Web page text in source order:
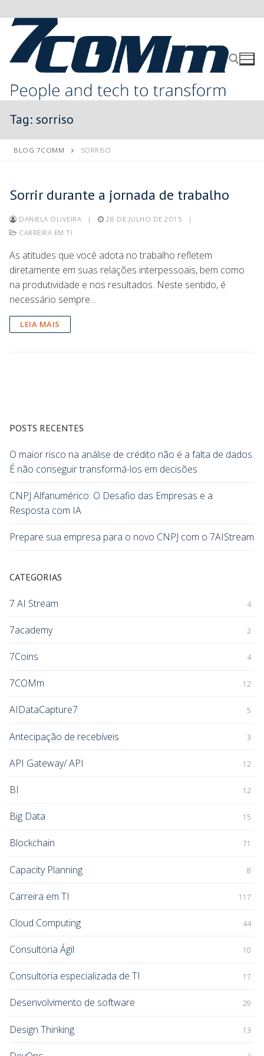
Tag: sorriso
BLOG 7COMM SORRISO
Sorrir durante a jornada de trabalho
DANIELA OLIVEIRA | 28 DE JULHO DE 2015
|
CARREIRA EM TI
As atitudes que você adota no trabalho refletem
diretamente em suas relações interpessoais, bem como
na produtividade e nos resultados. Neste sentido, é
necessário sempre…
LEIA MAIS
POSTS RECENTES
O maior risco na análise de crédito não é a falta de dados.
É não conseguir transformá-los em decisões.
CNPJ Alfanumérico: O Desafio das Empresas e a
Resposta com IA
Prepare sua empresa para o novo CNPJ com o 7AIStream
CATEGORIAS
7 AI Stream 4
7academy 2
7Coins 4
7COMm 12
AIDataCapture7 5
Antecipação de recebíveis 3
API Gateway/ API 12
BI 12
Big Data 15
Blockchain 71
Capacity Planning 8
Carreira em TI 117
Cloud Computing 44
Consultoria Ágil 10
Consultoria especializada de TI 17
Desenvolvimento de software 29
Design Thinking 13